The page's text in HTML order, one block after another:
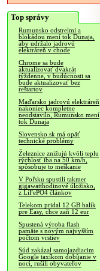
Top správy
Rumunsko odstrelmi a
blokádou mení tok Dunaja,
aby udržalo jadrovú
elektráreň v chode
Chrome sa bude
aktualizovať dvakrát
týždenne, v budúcnosti sa
bude aktualizovať bez
reštartov
Maďarsko jadrovú elektráreň
nakoniec kompletne
neodstavilo, Rumunsko mení
tok Dunaja
Slovensko.sk má opäť
technické problémy
Železnice znižujú kvôli teplu
rýchlosť iba na 50 km/h,
spôsobuje to meškanie
V Poľsku spustili takmer
gigawatthodinové úložisko,
z LiFePO4 článkov
Telekom pridal 12 GB balík
pre Easy, chce zaň 12 eur
Spustená výroba flash
pamäte s novým najvyšším
počtom vrstiev
Súd zakázal samojazdiacim
Google taxíkom dobíjanie v
noci, rušili obyvateľov